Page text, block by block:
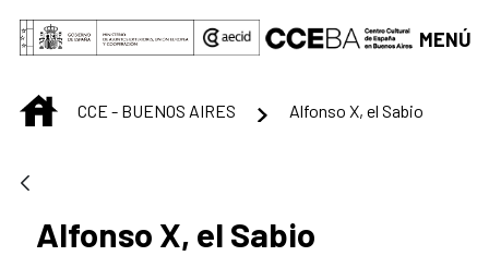
Saltar al contenido principal
MENÚ
INICIOCCE - BUENOS AIRES Alfonso X, el Sabio
Alfonso X, el Sabio